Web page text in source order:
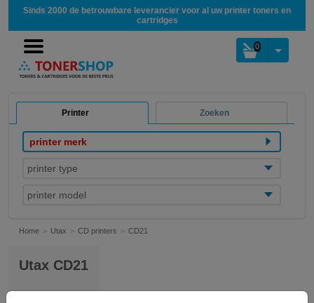
Sinds 2000 de betrouwbare leverancier voor al uw printer toners en
cartridges
0
Printer Zoeken
printer merk
printer type
printer model
Home Utax CD printers CD21
Utax CD21